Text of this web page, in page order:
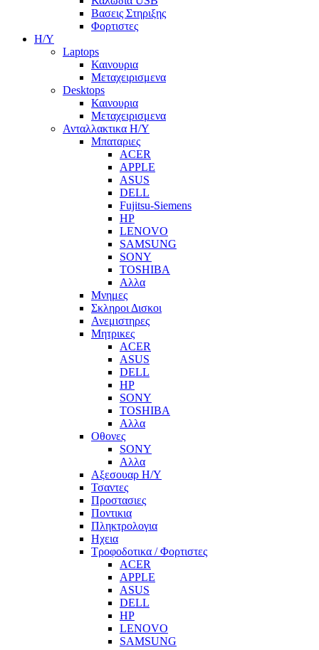
Βασεις Στηριξης
Φορτιστες
Η/Υ
Laptops
Καινουρια
Μεταχειρισμενα
Desktops
Καινουρια
Μεταχειρισμενα
Ανταλλακτικα H/Y
Μπαταριες
ACER
APPLE
ASUS
DELL
Fujitsu-Siemens
HP
LENOVO
SAMSUNG
SONY
TOSHIBA
Αλλα
Μνημες
Σκληροι Δισκοι
Ανεμιστηρες
Μητρικες
ACER
ASUS
DELL
HP
SONY
TOSHIBA
Αλλα
Οθονες
SONY
Αλλα
Αξεσουαρ Η/Υ
Τσαντες
Προστασιες
Ποντικια
Πληκτρολογια
Ηχεια
Τροφοδοτικα / Φορτιστες
ACER
APPLE
ASUS
DELL
HP
LENOVO
SAMSUNG